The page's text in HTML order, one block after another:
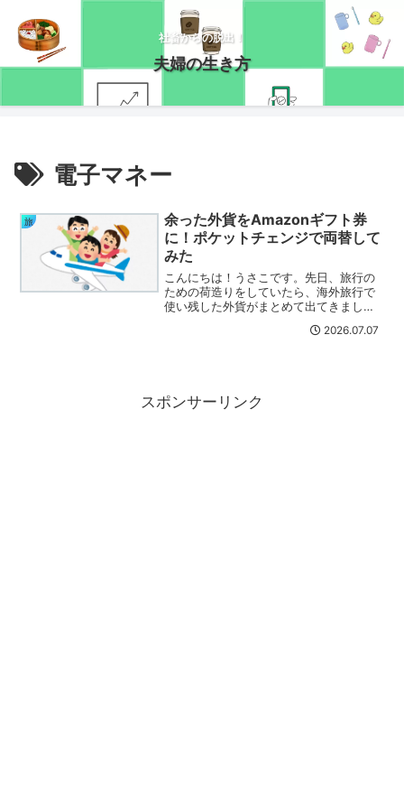
社畜からの脱出！
夫婦の生き方
電子マネー
旅
余った外貨をAmazonギフト券
に！ポケットチェンジで両替して
みた
こんにちは！うさこです。先日、旅行の
ための荷造りをしていたら、海外旅行で
使い残した外貨がまとめて出てきまし
サービスを使ってみましたので、今回は
2026.07.07
スポンサーリンク